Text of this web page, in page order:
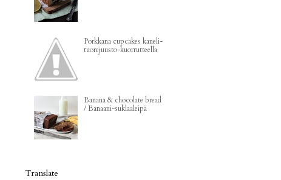
Porkkana cupcakes kaneli-
tuorejuusto-kuorrutteella
Banana & chocolate bread
/ Banaani-suklaaleipä
Translate